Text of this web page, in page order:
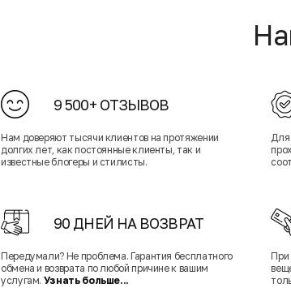
9 500+ ОТЗЫВОВ
Нам доверяют тысячи клиентов на протяжении
долгих лет, как постоянные клиенты, так и
известные блогеры и стилисты.
Для
90 ДНЕЙ НА ВОЗВРАТ
Передумали? Не проблема. Гарантия бесплатного
обмена и возврата по любой причине к вашим
услугам. Узнать больше...
При